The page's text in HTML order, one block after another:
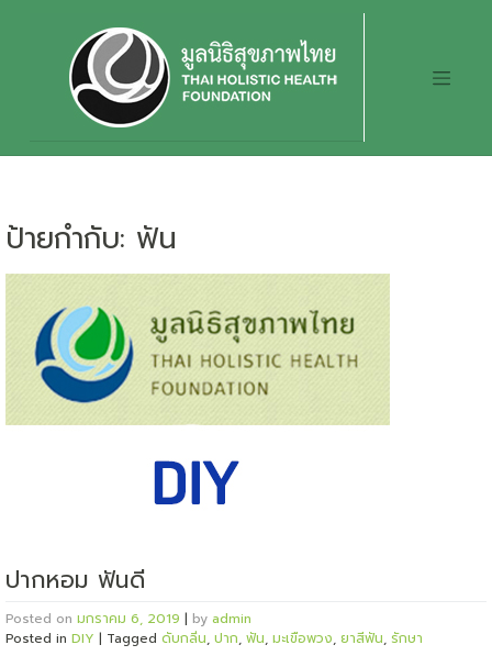
ป้ายกำกับ: ฟัน
ปากหอม ฟันดี
Posted on มกราคม 6, 2019 | by admin
Posted in DIY | Tagged ดับกลิ่น, ปาก, ฟัน, มะเขือพวง, ยาสีฟัน, รักษา